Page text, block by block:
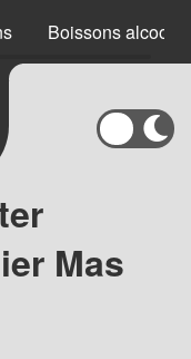
Boissons
Mas